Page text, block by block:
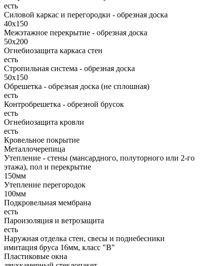
есть
Силовой каркас и перегородки - обрезная доска
40х150
Межэтажное перекрытие - обрезная доска
50х200
Огнебиозащита каркаса стен
есть
Стропильная система - обрезная доска
50х150
Обрешетка - обрезная доска (не сплошная)
есть
Контробрешетка - обрезной брусок
есть
Огнебиозащита кровли
есть
Кровельное покрытие
Металлочерепица
Утепление - стены (мансардного, полуторного или 2-го
этажа), пол и перекрытие
150мм
Утепление перегородок
100мм
Подкровельная мембрана
есть
Пароизоляция и ветрозащита
есть
Наружная отделка стен, свесы и поднебесники
имитация бруса 16мм, класс "В"
Пластиковые окна